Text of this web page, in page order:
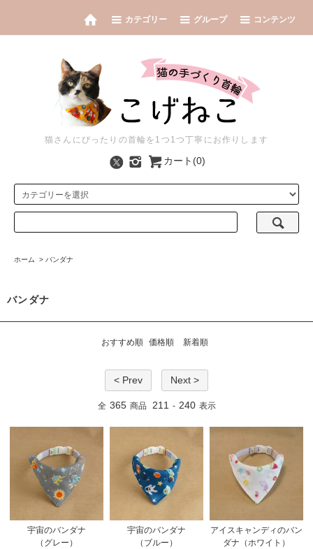
カテゴリー グループ コンテンツ
猫さんにぴったりの首輪を1つ1つ丁寧にお作りします
カート(0)
ホーム > バンダナ
バンダナ
おすすめ順 価格順 新着順
< Prev Next >
全 365 商品 211 - 240 表示
宇宙のバンダナ
（グレー）
宇宙のバンダナ
（ブルー）
アイスキャンディのバン
ダナ（ホワイト）